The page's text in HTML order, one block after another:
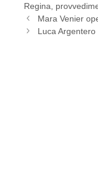
Regina
Mara Venier
Luca